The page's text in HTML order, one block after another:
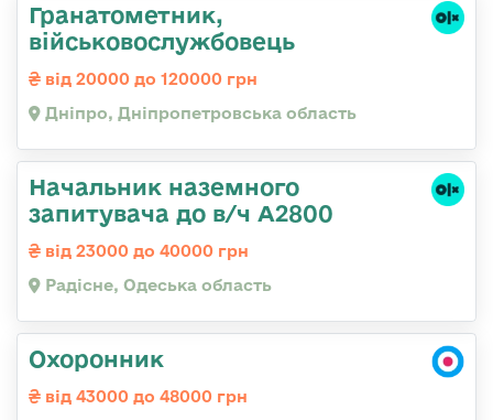
Гранатометник,
військовослужбовець
від 20000 до 120000 грн
Дніпро, Дніпропетровська область
Начальник наземного
запитувача до в/ч А2800
від 23000 до 40000 грн
Радісне, Одеська область
Охоронник
від 43000 до 48000 грн